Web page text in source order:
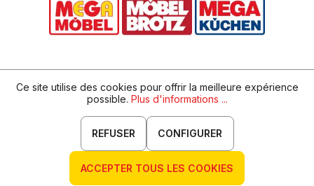
Ce site utilise des cookies pour offrir la meilleure expérience
possible. Plus d'informations ...
REFUSER CONFIGURER
ACCEPTER TOUS LES COOKIES